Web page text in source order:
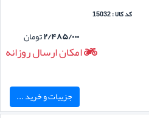
کد کالا : 15032
۲/۴۸۵/۰۰۰تومان
امکان ارسال روزانه
جزییات و خرید ...